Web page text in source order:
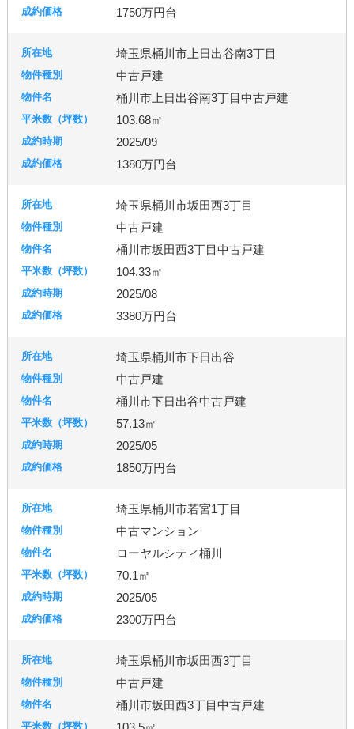
宇都宮市
札幌市
1750万円台
埼玉県桶川市上日出谷南3丁目
中古戸建
桶川市上日出谷南3丁目中古戸建
103.68㎡
2025/09
1380万円台
埼玉県桶川市坂田西3丁目
中古戸建
桶川市坂田西3丁目中古戸建
104.33㎡
2025/08
3380万円台
埼玉県桶川市下日出谷
中古戸建
桶川市下日出谷中古戸建
57.13㎡
2025/05
1850万円台
埼玉県桶川市若宮1丁目
中古マンション
ローヤルシティ桶川
70.1㎡
2025/05
2300万円台
埼玉県桶川市坂田西3丁目
中古戸建
桶川市坂田西3丁目中古戸建